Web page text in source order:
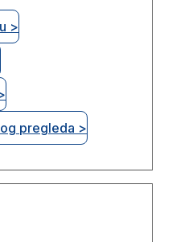
>
pregleda >